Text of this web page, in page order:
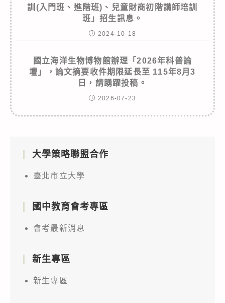
訓(入門班、進階班)、兒童財商初階講師培訓
班」招生訊息。
2024-10-18
國立海洋生物博物館辦理「2026年科普論
壇」，論文摘要收件期限延長至 115年8月3
日，請踴躍投稿。
2026-07-23
大學策略聯盟合作
臺北市立大學
國中教育會考專區
會考最新消息
新生專區
新生專區